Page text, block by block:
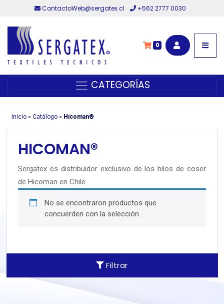
ContactoWeb@sergatex.cl +562 2777 0030
0
CATEGORÍAS
Inicio» Catálogo» Hicoman®
Filtrar
HICOMAN®
Sergatex es distribuidor exclusivo de los hilos de coser
de Hicoman en Chile.
No se encontraron productos que
concuerden con la selección.